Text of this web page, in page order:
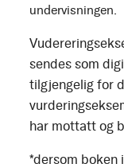
undervisningen.
sendes som
tilgjengelig for
har mottatt og
*dersom boken